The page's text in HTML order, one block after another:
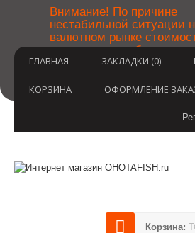
Внимание! По причине
нестабильной ситуации
валютном рынке
товаров может быть
после оформления
неудобства.
ГЛАВНАЯ ЗАКЛАДКИ (0)
КОРЗИНА ОФОРМЛЕНИЕ
Корзина: